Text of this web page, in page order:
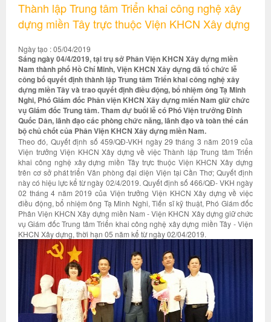
Thành lập Trung tâm Triển khai công nghệ xây
dựng miền Tây trực thuộc Viện KHCN Xây dựng
Ngày tạo : 05/04/2019
Sáng ngày 04/4/2019, tại trụ sở Phân Viện KHCN Xây dựng miền
Nam thành phố Hồ Chí Minh, Viện KHCN Xây dựng đã tổ chức lễ
công bố quyết định thành lập Trung tâm Triển khai công nghệ xây
dựng miền Tây và trao quyết định điều động, bổ nhiệm ông Tạ Minh
Nghi, Phó Giám đốc Phân viện KHCN Xây dựng miển Nam giữ chức
vụ Giám đốc Trung tâm. Tham dự buổi lễ có Phó Viện trưởng Đinh
Quốc Dân, lãnh đạo các phòng chức năng, lãnh đạo và toàn thể cán
bộ chủ chốt của Phân Viện KHCN Xây dựng miền Nam.
Theo đó, Quyết định số 459/QĐ-VKH ngày 29 tháng 3 năm 2019 của
Viện trưởng Viện KHCN Xây dựng về việc Thành lập Trung tâm Triển
khai công nghệ xây dựng miền Tây trực thuộc Viện KHCN Xây dựng
trên cơ sở phát triển Văn phòng đại diện Viện tại Cần Thơ; Quyết định
này có hiệu lực kể từ ngày 02/4/2019. Quyết định số 466/QĐ- VKH ngày
02 tháng 4 năm 2019 của Viện trưởng Viện KHCN Xây dựng về việc
điều động, bổ nhiệm ông Tạ Minh Nghi, Tiến sĩ kỹ thuật, Phó Giám đốc
Phân Viện KHCN Xây dựng miền Nam - Viện KHCN Xây dựng giữ chức
vụ Giám đốc Trung tâm Triển khai công nghệ xây dựng miền Tây - Viện
KHCN Xây dựng, thời hạn 05 năm kể từ ngày 02/04/2019.